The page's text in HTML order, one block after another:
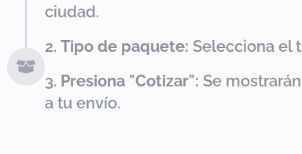
ciudad.
Tipo de paquete: Selecciona el
Presiona "Cotizar": Se
a tu envío.